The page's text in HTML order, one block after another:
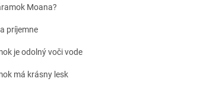
Moana?
príjemne
je odolný voči vode
má krásny lesk